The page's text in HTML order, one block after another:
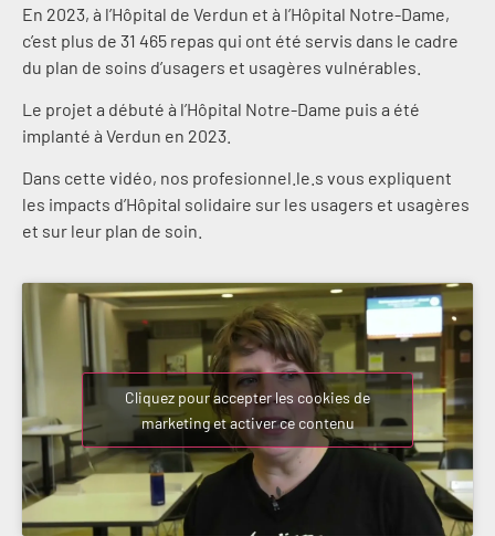
En 2023, à l’Hôpital de Verdun et à l’Hôpital Notre-Dame,
c’est plus de 31 465 repas qui ont été servis dans le cadre
du plan de soins d’usagers et usagères vulnérables.
Le projet a débuté à l’Hôpital Notre-Dame puis a été
implanté à Verdun en 2023.
Dans cette vidéo, nos profesionnel.le.s vous expliquent
les impacts d’Hôpital solidaire sur les usagers et usagères
et sur leur plan de soin.
Cliquez pour accepter les cookies de
marketing et activer ce contenu